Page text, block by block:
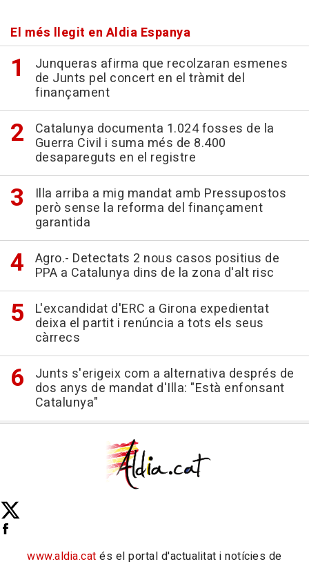
El més llegit en Aldia Espanya
Junqueras afirma que recolzaran esmenes
de Junts pel concert en el tràmit del
finançament
Catalunya documenta 1.024 fosses de la
Guerra Civil i suma més de 8.400
desapareguts en el registre
Illa arriba a mig mandat amb Pressupostos
però sense la reforma del finançament
garantida
Agro.- Detectats 2 nous casos positius de
PPA a Catalunya dins de la zona d'alt risc
L'excandidat d'ERC a Girona expedientat
deixa el partit i renúncia a tots els seus
càrrecs
Junts s'erigeix com a alternativa després de
dos anys de mandat d'Illa: "Està enfonsant
Catalunya"
www.aldia.cat és el portal d'actualitat i notícies de